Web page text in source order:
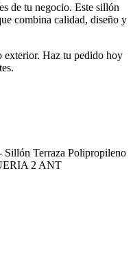
de tu negocio. Este sillón
combina calidad, diseño y
exterior. Haz tu pedido hoy
Sillón Terraza Polipropileno
2 ANT